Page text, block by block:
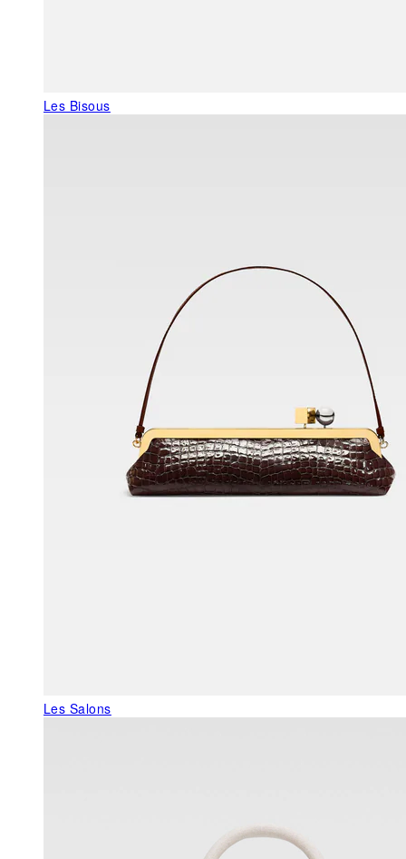
Les Bisous
Les Salons